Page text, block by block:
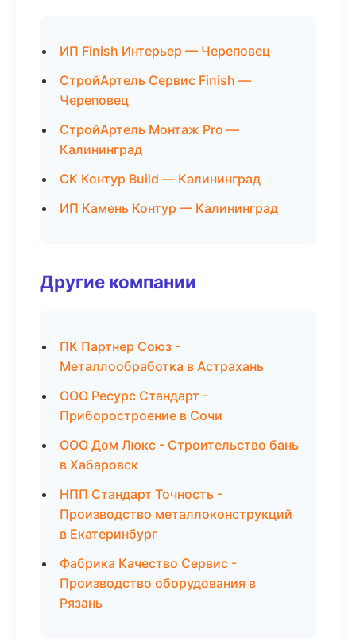
ИП Finish Интерьер — Череповец
СтройАртель Сервис Finish —
Череповец
СтройАртель Монтаж Pro —
Калининград
СК Контур Build — Калининград
ИП Камень Контур — Калининград
Другие компании
ПК Партнер Союз -
Металлообработка в Астрахань
ООО Ресурс Стандарт -
Приборостроение в Сочи
ООО Дом Люкс - Строительство бань
в Хабаровск
НПП Стандарт Точность -
Производство металлоконструкций
в Екатеринбург
Фабрика Качество Сервис -
Производство оборудования в
Рязань